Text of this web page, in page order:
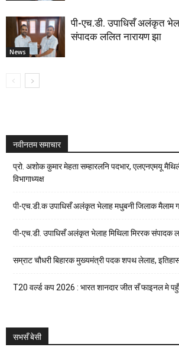
News
पी-एच.डी. उपाधिसँ अलंकृत
संपादक ललित नारायण झा
नवीनतम समाचार
प्रो. अशोक कुमार मेहता सम्हारलनि पदभार, एलएनएमयू
विभागाध्यक्ष
पी-एच.डी.क उपाधिसँ अलंकृत भेलाह मधुबनी जिलाक मैलाम
पी-एच.डी. उपाधिसँ अलंकृत भेलाह मिथिला मिररक संपादक
सम्राट चौधरी बिहारक मुख्यमंत्री पदक शपथ लेलाह,
T20 वर्ल्ड कप 2026 : भारत शानदार जीत सँ फाइनल मे
सभसँ बेसी